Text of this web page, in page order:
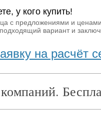
у кого купить!
с предложениями и
вариант и
на расчёт